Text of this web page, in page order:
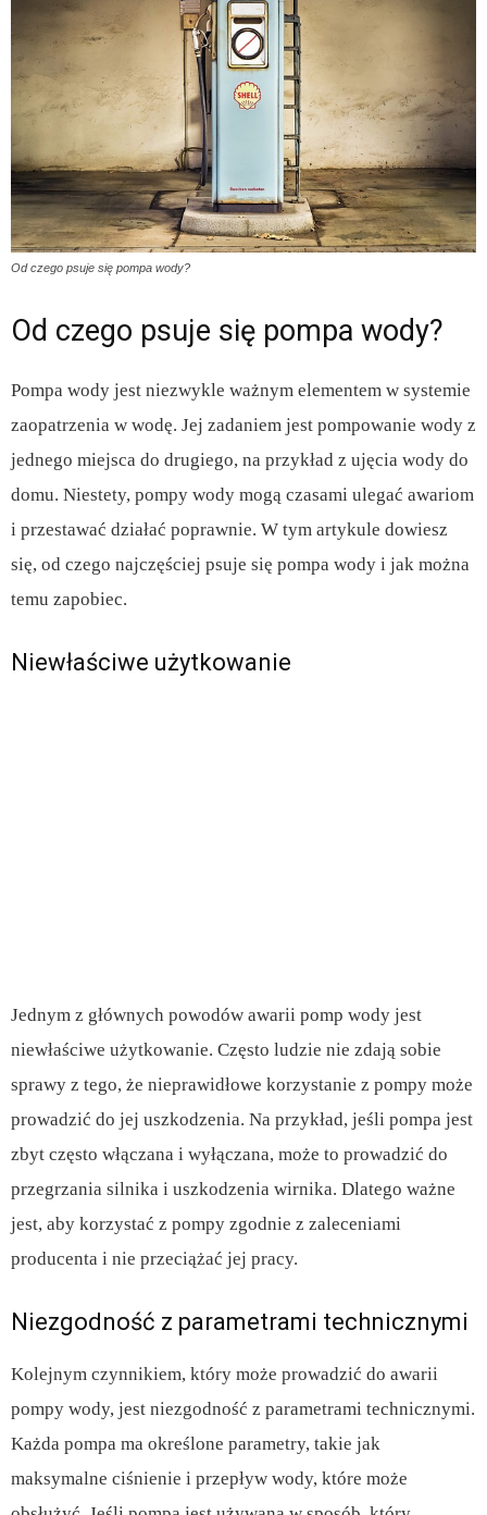
Od czego psuje się pompa wody?
Od czego psuje się pompa wody?
Pompa wody jest niezwykle ważnym elementem w systemie
zaopatrzenia w wodę. Jej zadaniem jest pompowanie wody z
jednego miejsca do drugiego, na przykład z ujęcia wody do
domu. Niestety, pompy wody mogą czasami ulegać awariom
i przestawać działać poprawnie. W tym artykule dowiesz
się, od czego najczęściej psuje się pompa wody i jak można
temu zapobiec.
Niewłaściwe użytkowanie
Jednym z głównych powodów awarii pomp wody jest
niewłaściwe użytkowanie. Często ludzie nie zdają sobie
sprawy z tego, że nieprawidłowe korzystanie z pompy może
prowadzić do jej uszkodzenia. Na przykład, jeśli pompa jest
zbyt często włączana i wyłączana, może to prowadzić do
przegrzania silnika i uszkodzenia wirnika. Dlatego ważne
jest, aby korzystać z pompy zgodnie z zaleceniami
producenta i nie przeciążać jej pracy.
Niezgodność z parametrami technicznymi
Kolejnym czynnikiem, który może prowadzić do awarii
pompy wody, jest niezgodność z parametrami technicznymi.
Każda pompa ma określone parametry, takie jak
maksymalne ciśnienie i przepływ wody, które może